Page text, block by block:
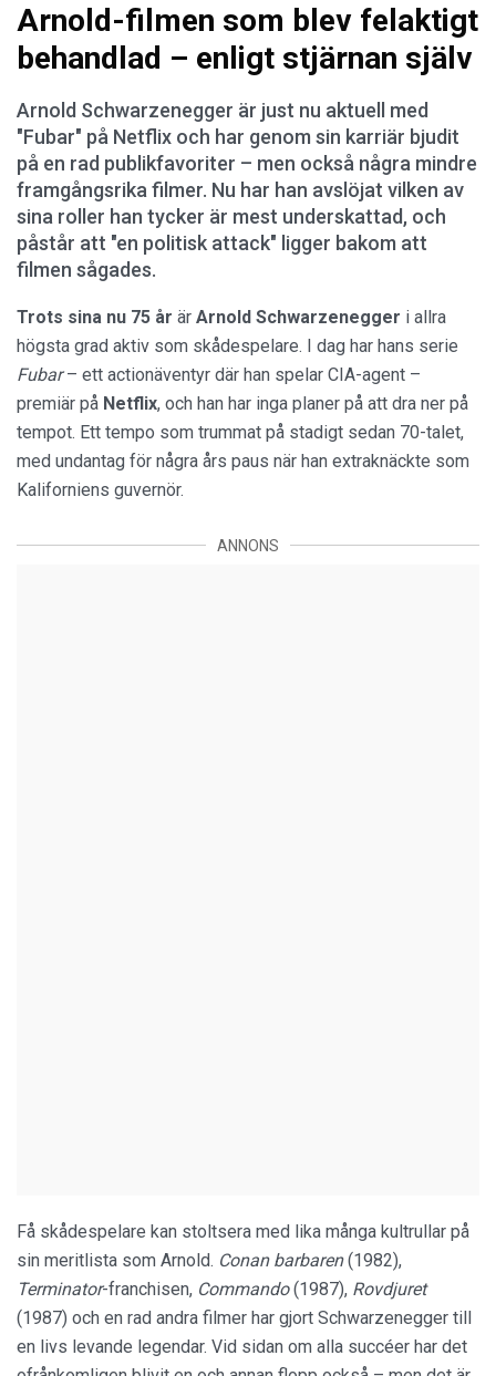
Arnold-filmen som blev felaktigt
behandlad – enligt stjärnan själv
Arnold Schwarzenegger är just nu aktuell med
"Fubar" på Netflix och har genom sin karriär bjudit
på en rad publikfavoriter – men också några mindre
framgångsrika filmer. Nu har han avslöjat vilken av
sina roller han tycker är mest underskattad, och
påstår att "en politisk attack" ligger bakom att
filmen sågades.
Trots sina nu 75 år är Arnold Schwarzenegger i allra
högsta grad aktiv som skådespelare. I dag har hans serie
Fubar– ett actionäventyr där han spelar CIA-agent –
premiär på Netflix, och han har inga planer på att dra ner på
tempot. Ett tempo som trummat på stadigt sedan 70-talet,
med undantag för några års paus när han extraknäckte som
Kaliforniens guvernör.
ANNONS
Få skådespelare kan stoltsera med lika många kultrullar på
sin meritlista som Arnold. Conan barbaren(1982),
Terminator-franchisen, Commando(1987), Rovdjuret
(1987) och en rad andra filmer har gjort Schwarzenegger till
en livs levande legendar. Vid sidan om alla succéer har det